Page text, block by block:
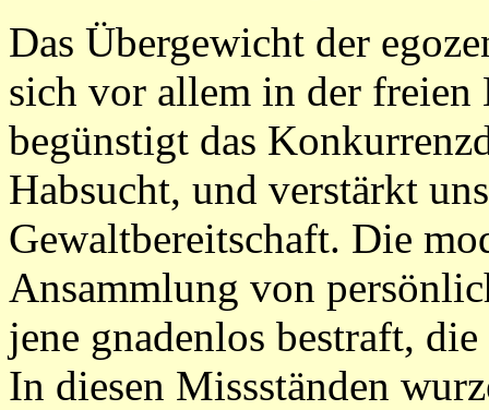
Das Übergewicht der
sich vor allem in der
begünstigt das
Habsucht, und verstärkt
Gewaltbereitschaft. Die
Ansammlung von
jene gnadenlos bestraft,
In diesen Missständen